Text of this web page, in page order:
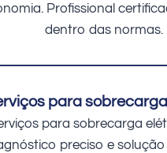
Profissional
dentro das normas.
para
para sobrecarga
preciso e solução